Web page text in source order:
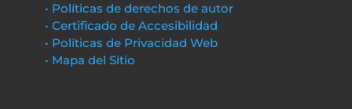
• Políticas de derechos de autor
• Certificado de Accesibilidad
• Políticas de Privacidad Web
• Mapa del Sitio